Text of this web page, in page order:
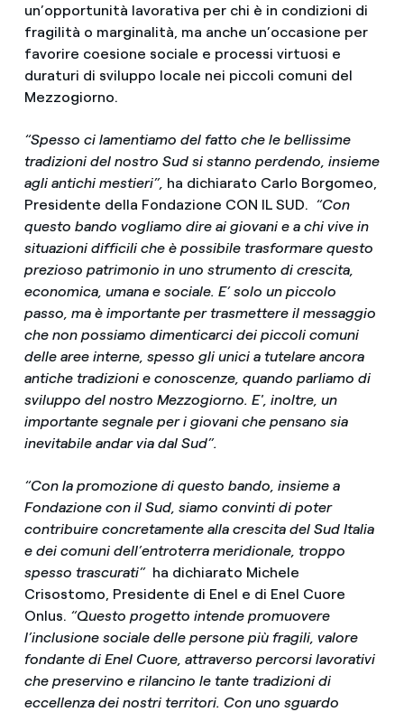
un’opportunità lavorativa per chi è in condizioni di
fragilità o marginalità, ma anche un’occasione per
favorire coesione sociale e processi virtuosi e
duraturi di sviluppo locale nei piccoli comuni del
Mezzogiorno.
“Spesso ci lamentiamo del fatto che le bellissime
tradizioni del nostro Sud si stanno perdendo, insieme
agli antichi mestieri”, ha dichiarato Carlo Borgomeo,
Presidente della Fondazione CON IL SUD. “Con
questo bando vogliamo dire ai giovani e a chi vive in
situazioni difficili che è possibile trasformare questo
prezioso patrimonio in uno strumento di crescita,
economica, umana e sociale. E’ solo un piccolo
passo, ma è importante per trasmettere il messaggio
che non possiamo dimenticarci dei piccoli comuni
delle aree interne, spesso gli unici a tutelare ancora
antiche tradizioni e conoscenze, quando parliamo di
sviluppo del nostro Mezzogiorno. E', inoltre, un
importante segnale per i giovani che pensano sia
inevitabile andar via dal Sud”.
“Con la promozione di questo bando, insieme a
Fondazione con il Sud, siamo convinti di poter
contribuire concretamente alla crescita del Sud Italia
e dei comuni dell’entroterra meridionale, troppo
spesso trascurati” ha dichiarato Michele
Crisostomo, Presidente di Enel e di Enel Cuore
Onlus. “Questo progetto intende promuovere
l’inclusione sociale delle persone più fragili, valore
fondante di Enel Cuore, attraverso percorsi lavorativi
che preservino e rilancino le tante tradizioni di
eccellenza dei nostri territori. Con uno sguardo